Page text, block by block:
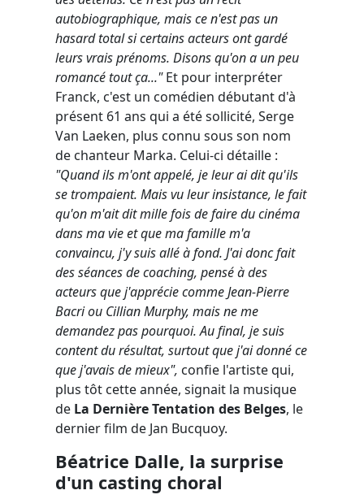
autobiographique, mais ce n'est pas un
hasard total si certains acteurs ont gardé
leurs vrais prénoms. Disons qu'on a un peu
romancé tout ça..."Et pour interpréter
Franck, c'est un comédien débutant d'à
présent 61 ans qui a été sollicité, Serge
Van Laeken, plus connu sous son nom
"Quand ils m'ont appelé, je leur ai dit qu'ils
se trompaient. Mais vu leur insistance, le fait
qu'on m'ait dit mille fois de faire du cinéma
dans ma vie et que ma famille m'a
convaincu, j'y suis allé à fond. J'ai donc fait
des séances de coaching, pensé à des
acteurs que j'apprécie comme Jean-Pierre
Bacri ou Cillian Murphy, mais ne me
demandez pas pourquoi. Au final, je suis
content du résultat, surtout que j'ai donné ce
que j'avais de mieux", confie l'artiste qui,
plus tôt cette année, signait la musique
de La Dernière Tentation des Belges, le
dernier film de Jan Bucquoy.
Béatrice Dalle, la surprise
d'un casting choral